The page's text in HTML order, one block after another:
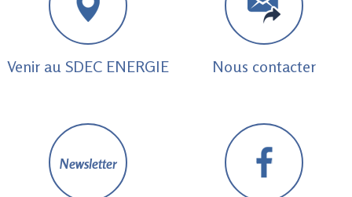
Venir au SDEC ENERGIE Nous contacter
Newsletter